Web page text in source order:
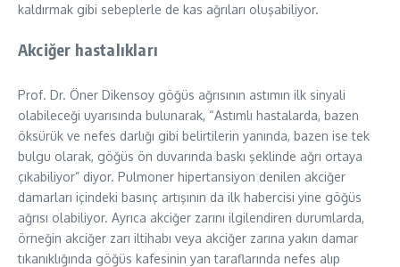
kaldırmak gibi sebeplerle de kas ağrıları oluşabiliyor.
Akciğer hastalıkları
Prof. Dr. Öner Dikensoy göğüs ağrısının astımın ilk sinyali
olabileceği uyarısında bulunarak, “Astımlı hastalarda, bazen
öksürük ve nefes darlığı gibi belirtilerin yanında, bazen ise tek
bulgu olarak, göğüs ön duvarında baskı şeklinde ağrı ortaya
çıkabiliyor” diyor. Pulmoner hipertansiyon denilen akciğer
damarları içindeki basınç artışının da ilk habercisi yine göğüs
ağrısı olabiliyor. Ayrıca akciğer zarını ilgilendiren durumlarda,
örneğin akciğer zarı iltihabı veya akciğer zarına yakın damar
tıkanıklığında göğüs kafesinin yan taraflarında nefes alıp